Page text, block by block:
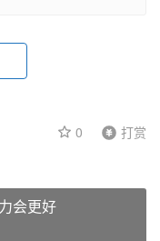
0 打赏
会更好